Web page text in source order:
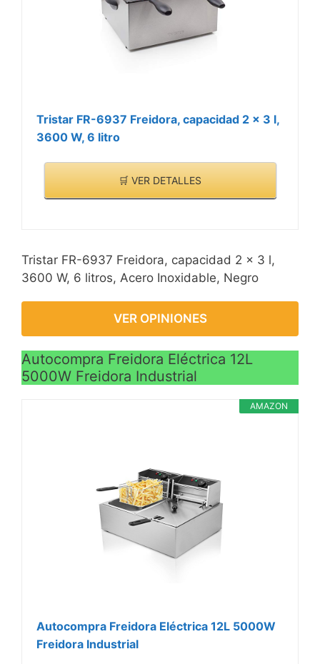
Tristar FR-6937 Freidora, capacidad 2 x 3 l,
3600 W, 6 litro
🛒 VER DETALLES
Tristar FR-6937 Freidora, capacidad 2 x 3 l,
3600 W, 6 litros, Acero Inoxidable, Negro
VER OPINIONES
Autocompra Freidora Eléctrica 12L
5000W Freidora Industrial
AMAZON
Autocompra Freidora Eléctrica 12L 5000W
Freidora Industrial